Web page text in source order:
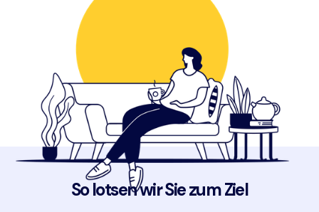
So lotsen wir Sie zum Ziel